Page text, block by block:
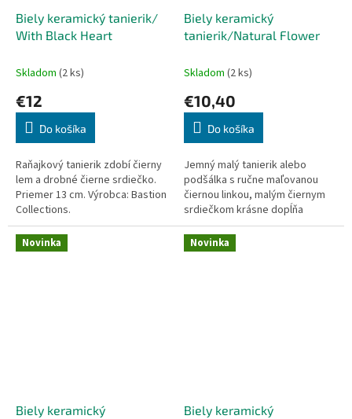
Biely keramický tanierik/
With Black Heart
Skladom (2 ks)
€12
Do košíka
Raňajkový tanierik zdobí čierny
lem a drobné čierne srdiečko.
Priemer 13 cm. Výrobca: Bastion
Collections.
Biely keramický
tanierik/Natural Flower
Skladom (2 ks)
€10,40
Do košíka
Jemný malý tanierik alebo
podšálka s ručne maľovanou
čiernou linkou, malým čiernym
srdiečkom krásne dopĺňa
béžový kvet od holandské firmy
Bastion Collections. Značka...
Novinka
Biely keramický
Novinka
Biely keramický